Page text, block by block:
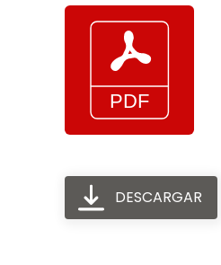
DESCARGAR